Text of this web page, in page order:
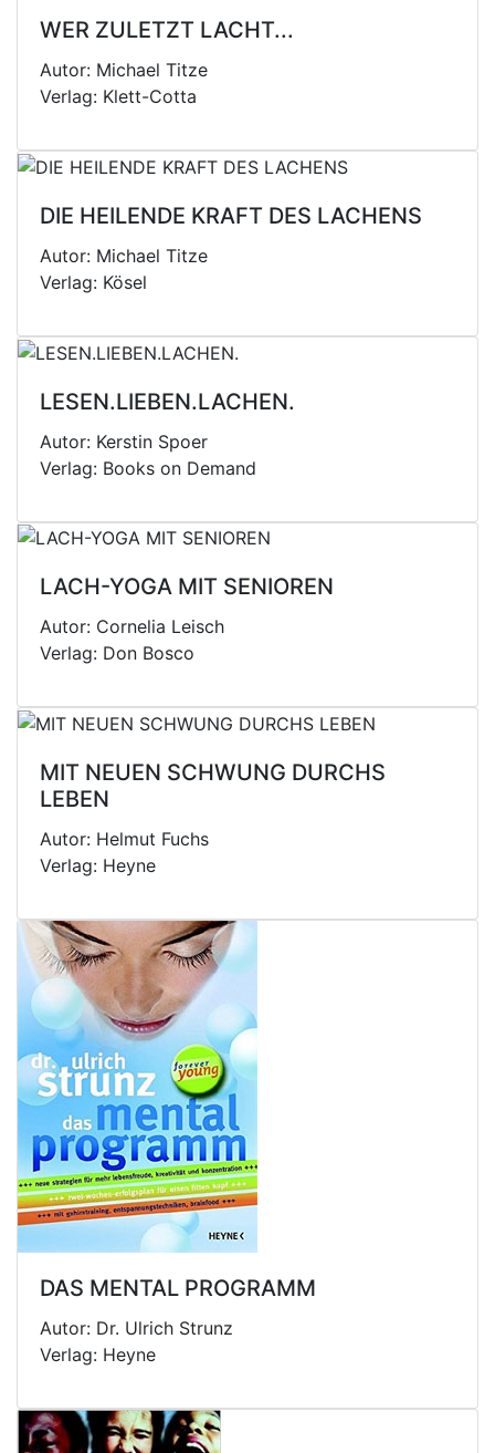
WER ZULETZT LACHT...
Autor: Michael Titze
Verlag: Klett-Cotta
DIE HEILENDE KRAFT DES LACHENS
Autor: Michael Titze
Verlag: Kösel
LESEN.LIEBEN.LACHEN.
Autor: Kerstin Spoer
Verlag: Books on Demand
LACH-YOGA MIT SENIOREN
Autor: Cornelia Leisch
Verlag: Don Bosco
MIT NEUEN SCHWUNG DURCHS
LEBEN
Autor: Helmut Fuchs
Verlag: Heyne
DAS MENTAL PROGRAMM
Autor: Dr. Ulrich Strunz
Verlag: Heyne